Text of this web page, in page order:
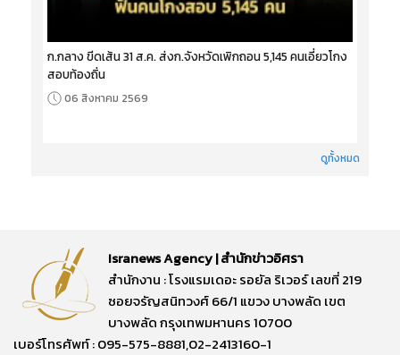
ก.กลาง ขีดเส้น 31 ส.ค. ส่งก.จังหวัดเพิกถอน 5,145 คนเอี่ยวโกง
สอบท้องถิ่น
06 สิงหาคม 2569
ดูทั้งหมด
Isranews Agency | สำนักข่าวอิศรา
สำนักงาน : โรงแรมเดอะ รอยัล ริเวอร์ เลขที่ 219
ซอยจรัญสนิทวงศ์ 66/1 แขวง บางพลัด เขต
บางพลัด กรุงเทพมหานคร 10700
เบอร์โทรศัพท์ : 095-575-8881,02-2413160-1